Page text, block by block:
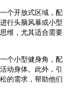
个开放式区域，配
行头脑风暴或小型
维，尤其适合需要
个小型健身角，配
动身体。此外，引
的需求，帮助他们